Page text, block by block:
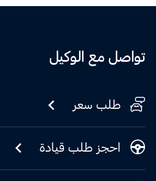
تواصل مع الوكيل
طلب سعر
احجز طلب قيادة